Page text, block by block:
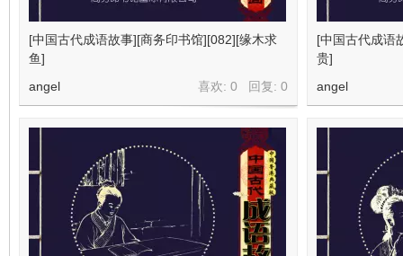
[中国古代成语故事][商务印书馆][082][缘木求
鱼]
喜欢: 0 回复: 0
angel
[中国古代成语
贵]
angel